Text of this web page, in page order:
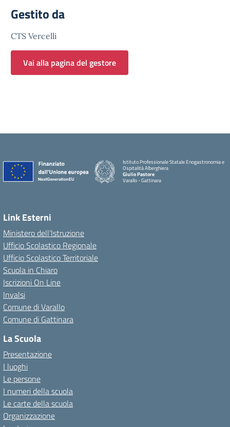
Gestito da
CTS Vercelli
Vai alla pagina del gestore
Istituto Professionale Statale Enogastronomia e
Ospitalità Alberghiera
Giulio Pastore
Varallo - Gattinara
Link Esterni
Ministero dell’Istruzione
Ufficio Scolastico Regionale
Ufficio Scolastico Territoriale
Scuola in Chiaro
Iscrizioni On Line
Invalsi
Comune di Varallo
Comune di Gattinara
La Scuola
Presentazione
I luoghi
Le persone
I numeri della scuola
Le carte della scuola
Organizzazione